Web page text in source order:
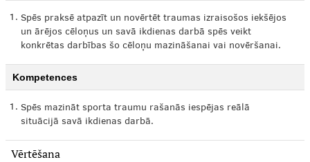
1. Spēs praksē atpazīt un novērtēt traumas izraisošos iekšējos
un ārējos cēloņus un savā ikdienas darbā spēs veikt
konkrētas darbības šo cēloņu mazināšanai vai novēršanai.
Kompetences
1. Spēs mazināt sporta traumu rašanās iespējas reālā
situācijā savā ikdienas darbā.
Vērtēšana